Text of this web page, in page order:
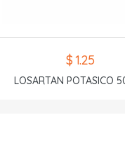
$ 1.25
LOSARTAN POTASICO